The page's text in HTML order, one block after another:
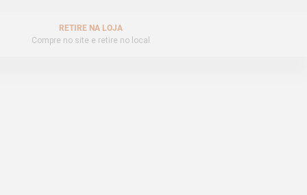
RETIRE NA LOJA
Compre no site e retire no local